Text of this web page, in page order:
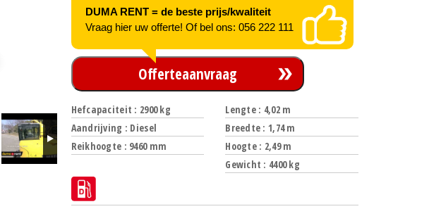
DUMA RENT = de beste prijs/kwaliteit
Vraag hier uw offerte! Of bel ons: 056 222 111
Offerteaanvraag
Hefcapaciteit : 2900 kg
Aandrijving : Diesel
Reikhoogte : 9460 mm
Lengte : 4,02 m
Breedte : 1,74 m
Hoogte : 2,49 m
Gewicht : 4400 kg